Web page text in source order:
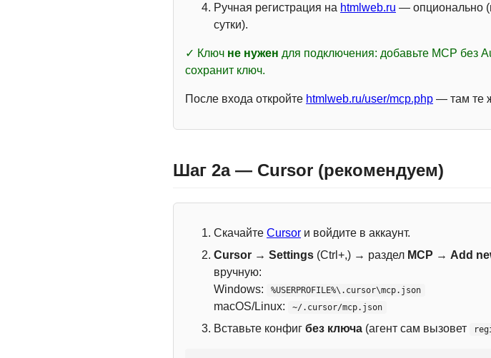
Ручная регистрация на htmlweb.ru — опционально
сутки).
✓ Ключ не нужен для подключения: добавьте MCP без
сохранит ключ.
После входа откройте htmlweb.ru/user/mcp.php — там те
Шаг 2a — Cursor (рекомендуем)
Скачайте Cursor и войдите в аккаунт.
Cursor → Settings (Ctrl+,) → раздел MCP → Add
вручную:
Windows:
%USERPROFILE%\.cursor\mcp.json
macOS/Linux: ~/.cursor/mcp.json
Вставьте конфиг без ключа (агент сам вызовет